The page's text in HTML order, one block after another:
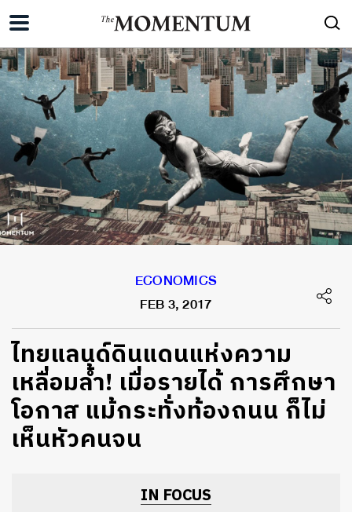
ECONOMICS
FEB 3, 2017
ไทยแลนด์ดินแดนแห่งความ
เหลื่อมล้ำ! เมื่อรายได้ การศึกษา
โอกาส แม้กระทั่งท้องถนน ก็ไม่
เห็นหัวคนจน
IN FOCUS